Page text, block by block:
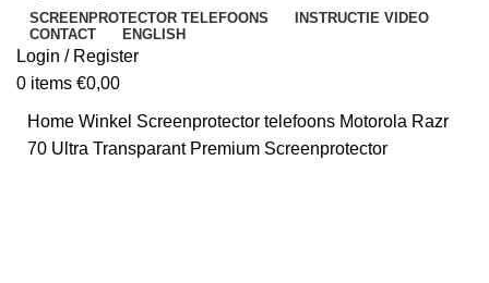
SCREENPROTECTOR TELEFOONS
INSTRUCTIE VIDEO
CONTACT
ENGLISH
Login / Register
0 items €0,00
Home Winkel Screenprotector telefoons Motorola Razr
70 Ultra Transparant Premium Screenprotector